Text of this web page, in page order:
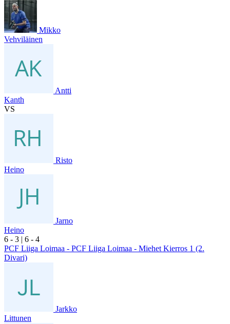
Mikko
Vehviläinen
Antti
Kanth
VS
Risto
Heino
Jarno
Heino
6 - 3 | 6 - 4
PCF Liiga Loimaa - PCF Liiga Loimaa - Miehet Kierros 1 (2.
Divari)
Jarkko
Littunen